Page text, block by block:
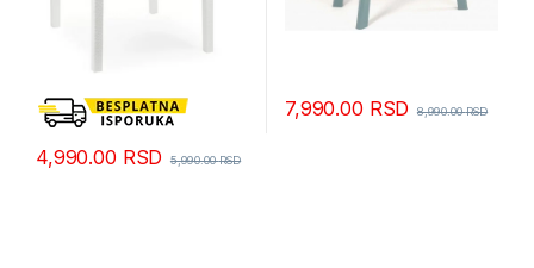
4,990.00 RSD 5,990.00RSD
7,990.00 RSD 8,990.00RSD